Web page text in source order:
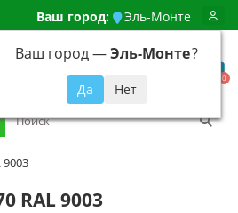
Ваш город: Эль-Монте
Ваш город —Эль-Монте?
648-92-94
0
RAL 9003